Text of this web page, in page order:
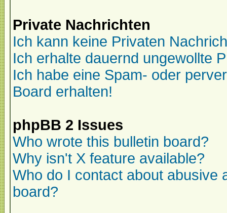
Private Nachrichten
Ich kann keine Privaten
Ich erhalte dauernd ungewollte
Ich habe eine Spam- oder
Board erhalten!
phpBB 2 Issues
Who wrote this bulletin board?
Why isn't X feature available?
Who do I contact about abusive
board?